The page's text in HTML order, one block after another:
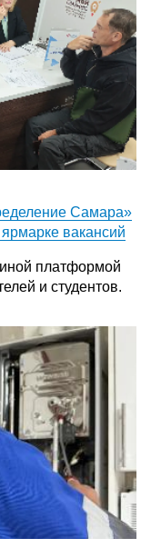
Самара»
вакансий
платформой
и студентов.